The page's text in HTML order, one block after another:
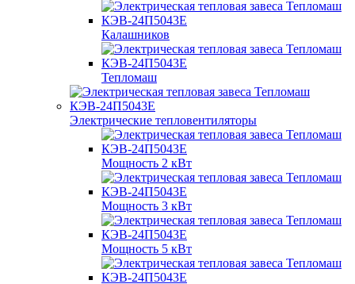
Калашников
Тепломаш
Электрические тепловентиляторы
Мощность 2 кВт
Мощность 3 кВт
Мощность 5 кВт